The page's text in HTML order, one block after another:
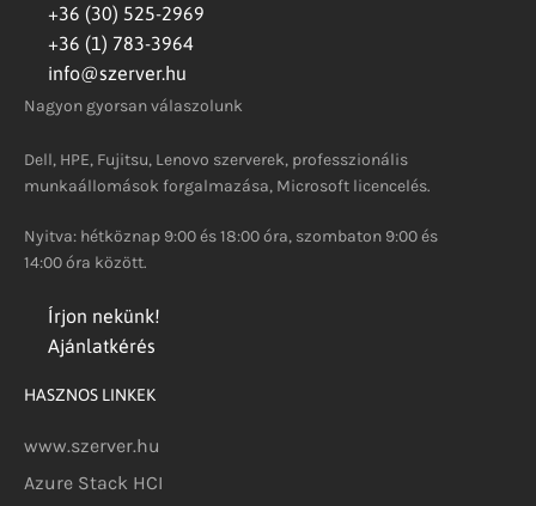
+36 (30) 525-2969
+36 (1) 783-3964
info@szerver.hu
Nagyon gyorsan válaszolunk
Dell, HPE, Fujitsu, Lenovo szerverek, professzionális
munkaállomások forgalmazása, Microsoft licencelés.
Nyitva: hétköznap 9:00 és 18:00 óra, szombaton 9:00 és
14:00 óra között.
Írjon nekünk!
Ajánlatkérés
HASZNOS LINKEK
www.szerver.hu
Azure Stack HCI